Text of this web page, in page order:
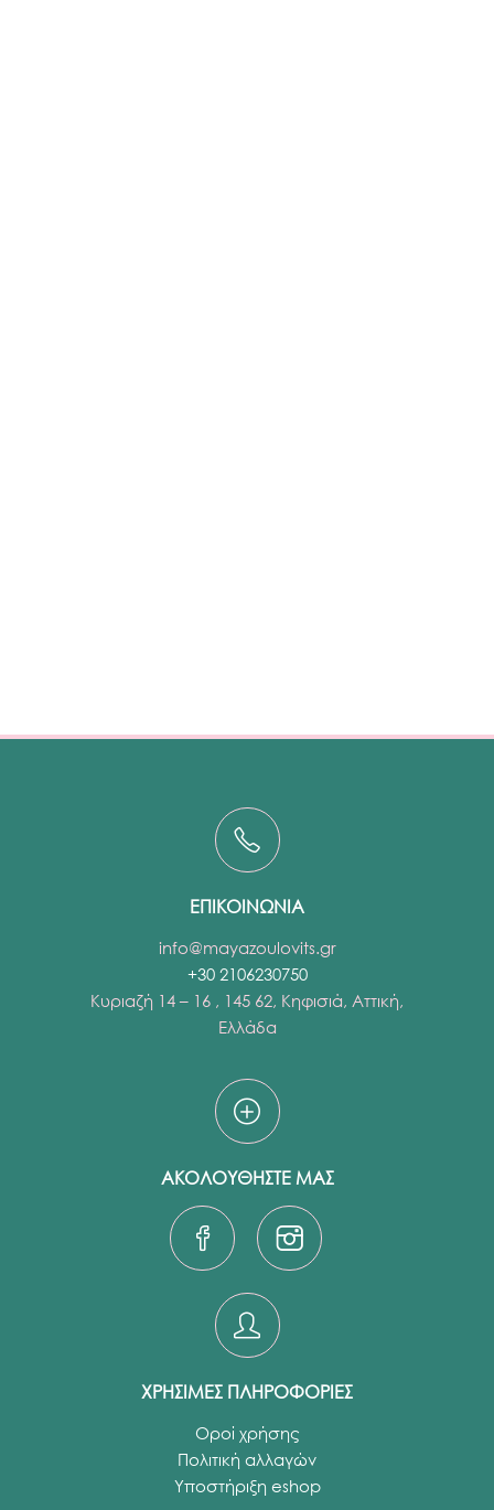
ΕΠΙΚΟΙΝΩΝΙΑ
info@mayazoulovits.gr
+30 2106230750
Κυριαζή 14 – 16 , 145 62, Κηφισιά, Αττική,
Ελλάδα
ΑΚΟΛΟΥΘΗΣΤΕ ΜΑΣ
ΧΡΗΣΙΜΕΣ ΠΛΗΡΟΦΟΡΙΕΣ
Οροί χρήσης
Πολιτική αλλαγών
Υποστήριξη eshop